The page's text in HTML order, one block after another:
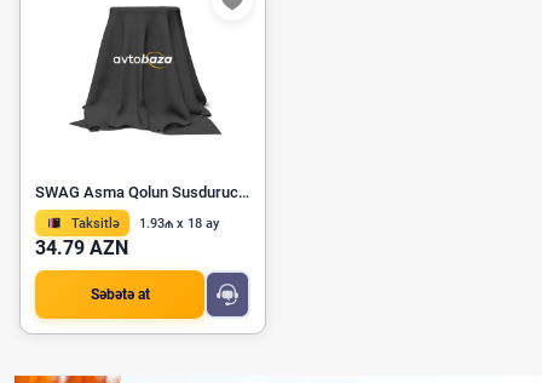
SWAG Asma Qolun Susdurucu Bloku 20 92 6080
Taksitlə 1.93₼ x 18 ay
34.79 AZN
Səbətə at